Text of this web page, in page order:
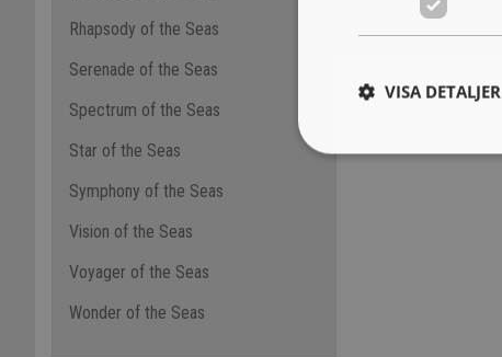
Rhapsody of the Seas
Serenade of the Seas
Spectrum of the Seas
Star of the Seas
Symphony of the Seas
Vision of the Seas
Voyager of the Seas
Wonder of the Seas
VISA DETALJER